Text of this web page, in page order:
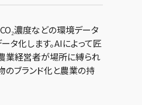
濃度などの環境データ
タ化します。AIによって匠
業経営者が場所に縛られ
ブランド化と農業の持